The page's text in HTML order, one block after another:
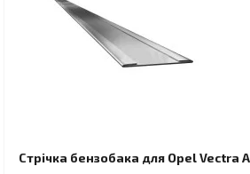
Стрічка бензобака для Opel Vectra